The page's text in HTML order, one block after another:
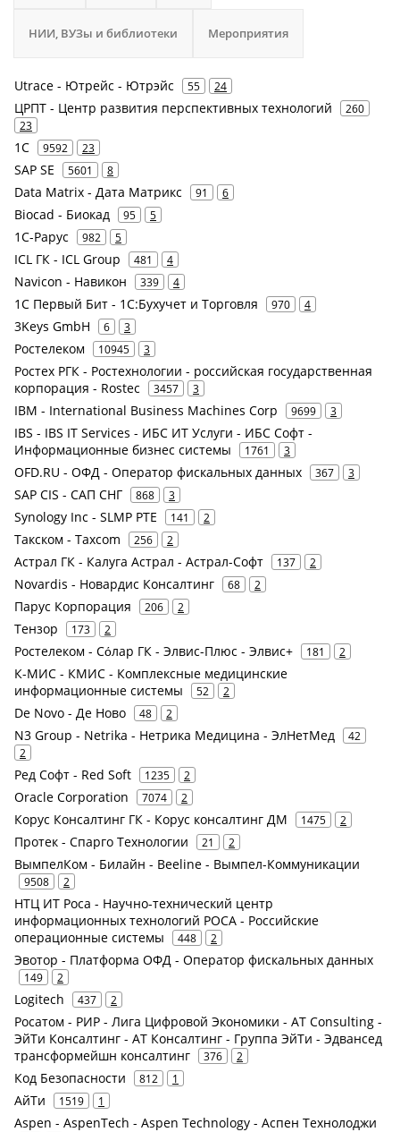
НИИ, ВУЗы и библиотеки Мероприятия
Utrace - Ютрейс - Ютрэйс 55 24
ЦРПТ - Центр развития перспективных технологий
260
23
1С 9592 23
SAP SE 5601 8
Data Matrix - Дата Матрикс 91 6
Biocad - Биокад 95 5
1С-Рарус 982 5
ICL ГК - ICL Group 481 4
Navicon - Навикон 339 4
1С Первый Бит - 1С:Бухучет и Торговля 970 4
3Keys GmbH 6 3
Ростелеком 10945 3
Ростех РГК - Ростехнологии - российская государственная
корпорация - Rostec
3457 3
IBM - International Business Machines Corp 9699 3
IBS - IBS IT Services - ИБС ИТ Услуги - ИБС Софт -
Информационные бизнес системы
1761 3
OFD.RU - ОФД - Оператор фискальных данных 367 3
SAP CIS - САП СНГ 868 3
Synology Inc - SLMP PTE 141 2
Такском - Taxcom 256 2
Астрал ГК - Калуга Астрал - Астрал-Софт 137 2
Novardis - Новардис Консалтинг 68 2
Парус Корпорация 206 2
Тензор 173 2
Ростелеком - Сόлар ГК - Элвис-Плюс - Элвис+ 181 2
К-МИС - КМИС - Комплексные медицинские
информационные системы
52 2
De Novo - Де Ново 48 2
N3 Group - Netrika - Нетрика Медицина - ЭлНетМед
42
2
Ред Софт - Red Soft 1235 2
Oracle Corporation 7074 2
Корус Консалтинг ГК - Корус консалтинг ДМ 1475 2
Протек - Спарго Технологии 21 2
ВымпелКом - Билайн - Beeline - Вымпел-Коммуникации
9508 2
НТЦ ИТ Роса - Научно-технический центр
информационных технологий РОСА - Российские
операционные системы
448 2
Эвотор - Платформа ОФД - Оператор фискальных данных
149 2
Logitech 437 2
Росатом - РИР - Лига Цифровой Экономики - AT Consulting -
ЭйТи Консалтинг - АТ Консалтинг - Группа ЭйТи - Эдвансед
трансформейшн консалтинг
376 2
Код Безопасности 812 1
АйТи 1519 1
Aspen - AspenTech - Aspen Technology - Аспен Технолоджи